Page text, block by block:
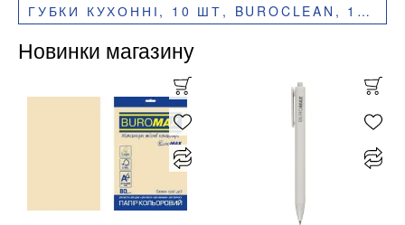
ГУБКИ КУХОННІ, 10 ШТ, BUROCLEAN, 10200201
Новинки магазину